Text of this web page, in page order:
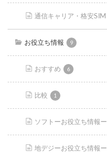
通信キャリア・格安SIM
お役立ち情報 9
おすすめ 6
比較 1
ソフトーお役立ち情報ー
地デジーお役立ち情報ー